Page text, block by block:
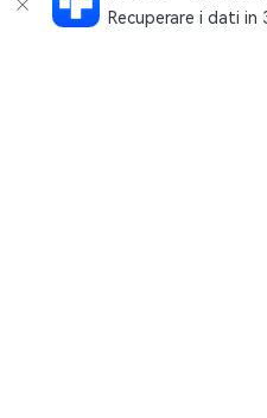
Recuperare i dati in